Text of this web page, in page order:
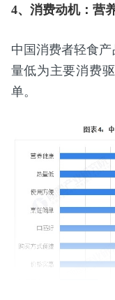
4、消费动机：营
中国消费者轻食
量低为主要消费
单。